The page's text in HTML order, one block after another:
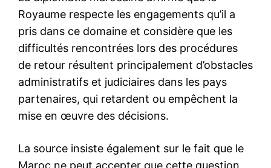
Insight Publications
À propos
Nous contacter
Formules d’abonnement